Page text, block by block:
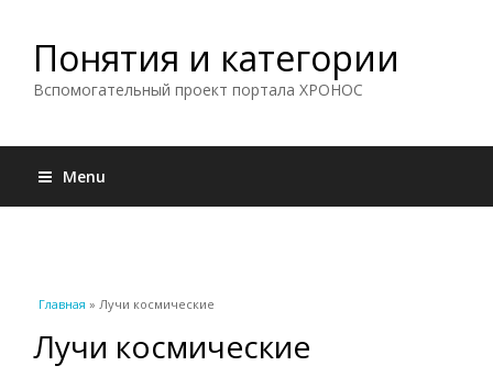
Понятия и категории
Вспомогательный проект портала ХРОНОС
Menu
Вы здесь
Главная » Лучи космические
Лучи космические